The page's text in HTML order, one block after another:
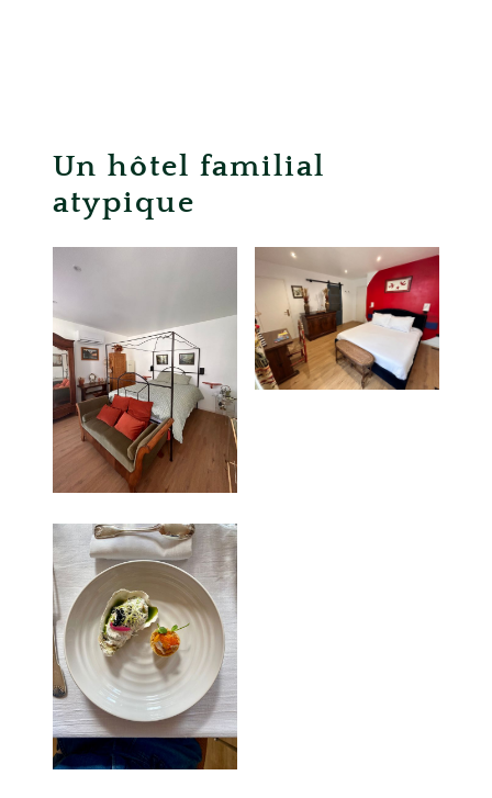
Un hôtel familial
atypique